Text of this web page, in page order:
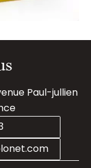
Paul-jullien